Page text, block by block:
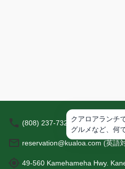
(808) 237-7321（英語対応）
reservation@kualoa.com (英語対
49-560 Kamehameha Hwy.
クアロアランチ
グルメなど、何
聞
て
だ
い